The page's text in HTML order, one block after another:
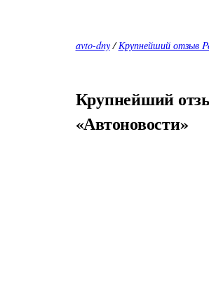
avto-dny/Крупнейший отзыв
Крупнейший
«Автоновости»